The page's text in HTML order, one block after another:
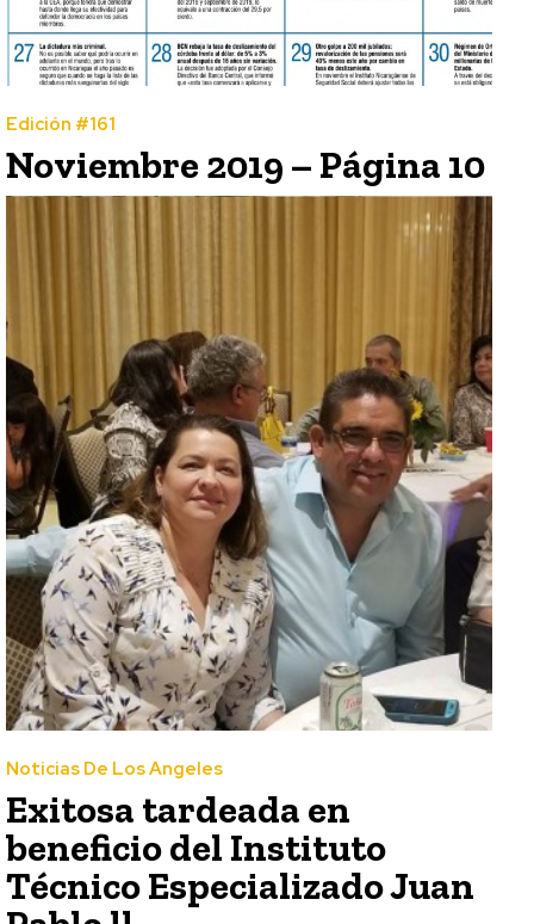
Edición #161
Noviembre 2019 – Página 10
Noticias De Los Angeles
Exitosa tardeada en
beneficio del Instituto
Técnico Especializado Juan